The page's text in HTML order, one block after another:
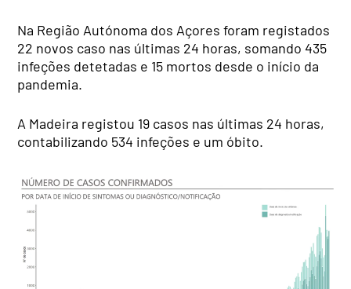
Na Região Autónoma dos Açores foram registados
22 novos caso nas últimas 24 horas, somando 435
infeções detetadas e 15 mortos desde o início da
pandemia.
A Madeira registou 19 casos nas últimas 24 horas,
contabilizando 534 infeções e um óbito.